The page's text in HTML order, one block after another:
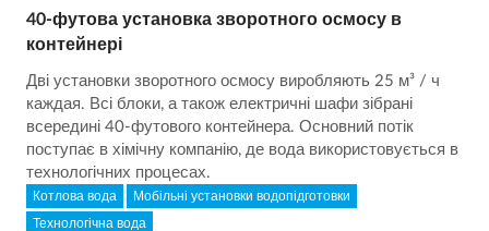
40-футова установка зворотного осмосу в
контейнері
Дві установки зворотного осмосу виробляють 25 м³ / ч
каждая. Всі блоки, а також електричні шафи зібрані
всередині 40-футового контейнера. Основний потік
поступає в хімічну компанію, де вода використовується в
технологічних процесах.
Котлова вода Мобільні установки водопідготовки
Технологічна вода